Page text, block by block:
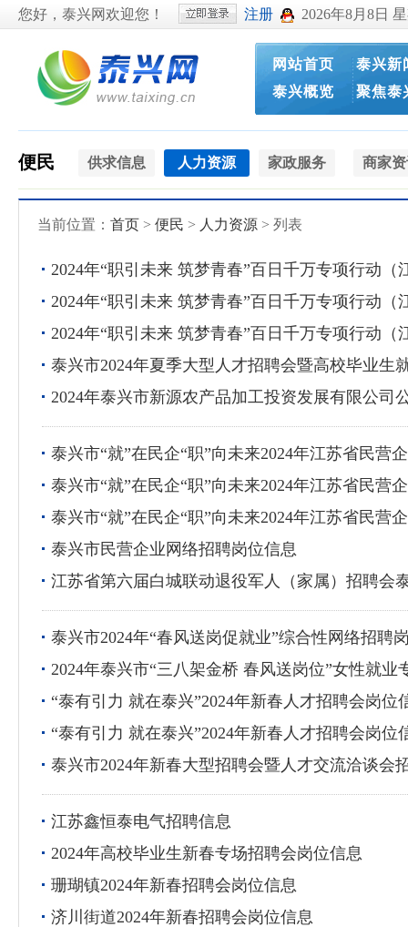
您好，泰兴网欢迎您！ 注册 2026年8月8日
网站首页
泰兴概览
泰兴新
聚焦泰
便民 供求信息 人力资源 家政服务 商家
当前位置： 首页 > 便民 > 人力资源 > 列表
2024年“职引未来 筑梦青春”百日千万专项行动
2024年“职引未来 筑梦青春”百日千万专项行动
2024年“职引未来 筑梦青春”百日千万专项行动
泰兴市2024年夏季大型人才招聘会暨高校毕业生
2024年泰兴市新源农产品加工投资发展有限公司
泰兴市“就”在民企“职”向未来2024年江苏省民营
泰兴市“就”在民企“职”向未来2024年江苏省民营
泰兴市“就”在民企“职”向未来2024年江苏省民营
泰兴市民营企业网络招聘岗位信息
江苏省第六届白城联动退役军人（家属）招聘会
泰兴市2024年“春风送岗促就业”综合性网络招聘
2024年泰兴市“三八架金桥 春风送岗位”女性就业
“泰有引力 就在泰兴”2024年新春人才招聘会岗位
“泰有引力 就在泰兴”2024年新春人才招聘会岗位
泰兴市2024年新春大型招聘会暨人才交流洽谈会
江苏鑫恒泰电气招聘信息
2024年高校毕业生新春专场招聘会岗位信息
珊瑚镇2024年新春招聘会岗位信息
济川街道2024年新春招聘会岗位信息